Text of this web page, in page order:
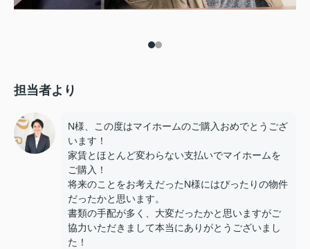
担当者より
N様、この度はマイホームのご購入おめでとうござ
います！
家賃とほとんど変わらない支払いでマイホームを
ご購入！
将来のことをお考えだったN様にはぴったりの物件
だったかと思います。
書類の手配が多く、大変だったかと思いますがご
協力いただきまして本当にありがとうございまし
た！